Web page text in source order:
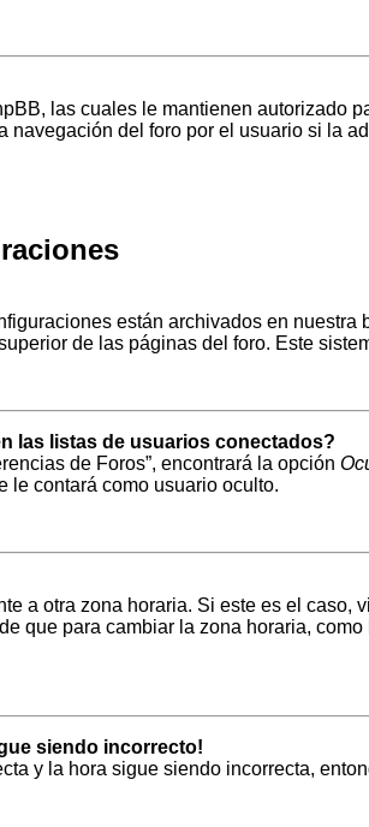
las cuales le mantienen
navegación del foro por el usuario si la
están archivados en
de las páginas del foro. Este
las listas de usuarios conectados?
de Foros”, encontrará la opción
le contará como usuario oculto.
a otra zona horaria. Si este es el
que para cambiar la zona horaria,
siendo incorrecto!
y la hora sigue siendo incorrecta,